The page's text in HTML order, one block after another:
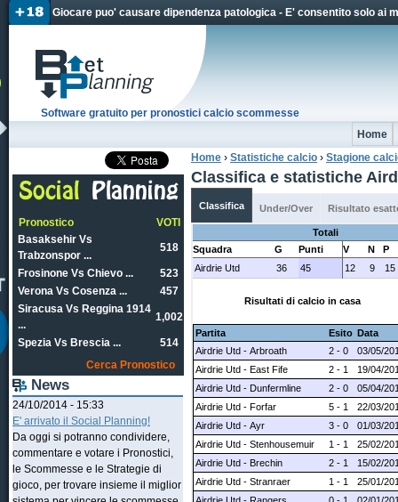
Giocare puo' causare dipendenza patologica - E' consentito solo ai
Software gratuito per pronostici calcio scommesse
Home
Tu sei qui
Home › Statistiche calcio › Stagione
Classifica e statistiche
Classifica Under/Over Risultato
Totali
Squadra
G Punti V N
P
Airdrie Utd
36 45 12 9 15
Risultati di calcio in casa
Partita Esito Data
Airdrie Utd - Arbroath
2 - 0
03/05/
Airdrie Utd - East Fife
2 - 1
19/04/
Airdrie Utd - Dunfermline
2 - 0
05/04/
Airdrie Utd - Forfar
5 - 1
22/03/
Airdrie Utd - Ayr
3 - 0
01/03/
Airdrie Utd - Stenhousemuir
1 - 1
25/02/
Airdrie Utd - Brechin
2 - 1
15/02/
Airdrie Utd - Stranraer
1 - 1
25/01/
Airdrie Utd - Rangers
0 - 1
02/01/
Pronostico
VOTI
Basaksehir Vs
Trabzonspor ...
518
Frosinone Vs Chievo ...
523
Verona Vs Cosenza ...
457
Siracusa Vs Reggina 1914
...
1,002
Spezia Vs Brescia ...
514
Cerca Pronostico
News
24/10/2014 - 15:33
E' arrivato il Social Planning!
Da oggi si potranno condividere,
commentare e votare i Pronostici,
le Scommesse e le Strategie di
gioco, per trovare insieme il miglior